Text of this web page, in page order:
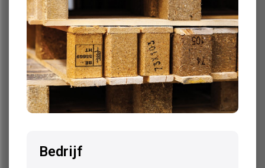
markdown
De toekomst van
pallethandel: trends en
Bedrijf